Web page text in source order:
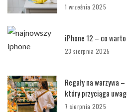
1 września 2025
iPhone 12 – co
23 sierpnia 2025
Regały na warzywa
który przyciąga
7 sierpnia 2025